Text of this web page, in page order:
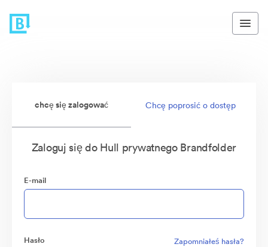
chcę się zalogować Chcę poprosić o dostęp
Zaloguj się do Hull prywatnego Brandfolder
E-mail
Hasło Zapomniałeś hasła?